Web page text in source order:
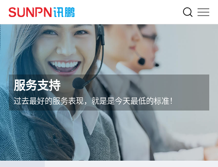
服务支持
过去最好的服务表现，就是是今天最低的标准！